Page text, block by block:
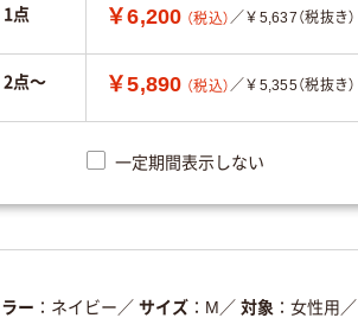
置き場所指定 利用可
QNW2013(UQW2013)
ー ネイビー ／ サイズ M ／ 対象 女性用 ／
1点 ￥6,200 （税込）／￥5,637（税抜き）
2点～ ￥5,890 （税込）／￥5,355（税抜き）
一定期間表示しない